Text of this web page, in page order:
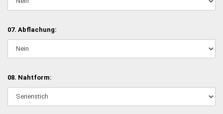
07. Abflachung:
08. Nahtform: